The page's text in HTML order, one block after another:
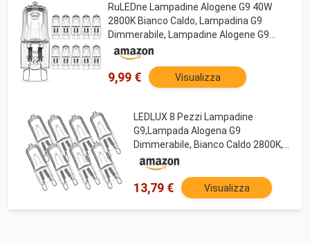
RuLEDne Lampadine Alogene G9 40W
2800K Bianco Caldo, Lampadina G9
Dimmerabile, Lampadine Alogene G9
230V 470LM, Lampada Alogena Con Base
G9, Senza Sfarfallio, Angolo Del Fascio
360°, Confezione Da 10
9,99 € Visualizza
LEDLUX 8 Pezzi Lampadine
G9,Lampada Alogena G9
Dimmerabile, Bianco Caldo 2800K,
28W 370 Lumen
13,79 € Visualizza